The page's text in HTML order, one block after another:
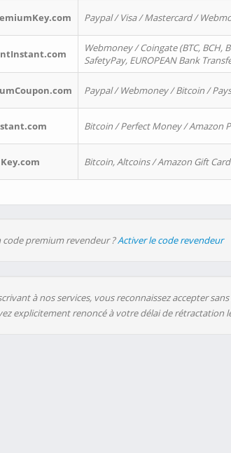
Paypal / Visa / Mastercard /
Webmoney / Coingate (BTC, BCH,
SafetyPay, EUROPEAN Bank
Paypal / Webmoney / Bitcoin /
Bitcoin / Perfect Money / Amazon
Bitcoin, Altcoins / Amazon Gift
code premium revendeur ?Activer le code revendeur
à nos services, vous reconnaissez accepter
explicitement renoncé à votre délai de